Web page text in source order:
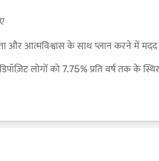
और आत्मविश्वास के साथ प्लान करने में मदद
लोगों को 7.75% प्रति वर्ष तक के